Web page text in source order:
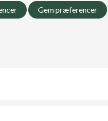
Gem præferencer